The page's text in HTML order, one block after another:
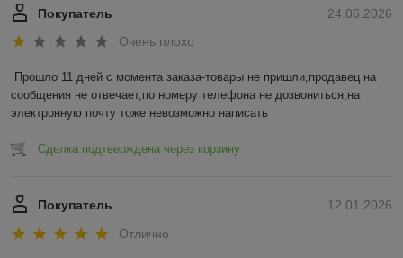
24.06.2026
Покупатель
Очень плохо
Прошло 11 дней с момента заказа-товары не пришли,продавец на
сообщения не отвечает,по номеру телефона не дозвониться,на
электронную почту тоже невозможно написать
Сделка подтверждена через корзину
12.01.2026
Покупатель
Отлично